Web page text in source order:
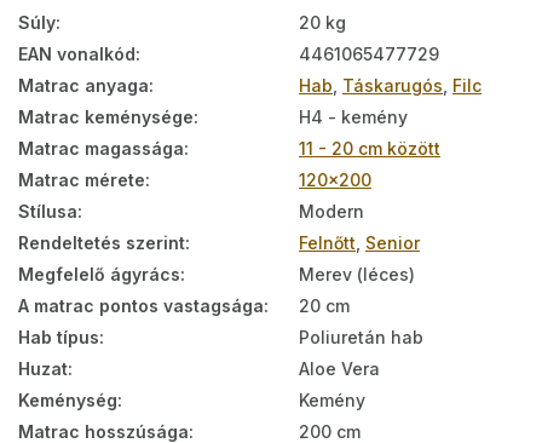
Súly:
20 kg
EAN vonalkód:
4461065477729
Matrac anyaga: Hab Táskarugós Filc
Matrac keménysége:
H4 - kemény
Matrac magassága:
11 - 20 cm között
Matrac mérete:
120x200
Stílusa:
Modern
Rendeltetés szerint: Felnőtt Senior
Megfelelő ágyrács:
Merev (léces)
A matrac pontos vastagsága:
20 cm
Hab típus:
Poliuretán hab
Huzat:
Aloe Vera
Keménység:
Kemény
Matrac hosszúsága:
200 cm